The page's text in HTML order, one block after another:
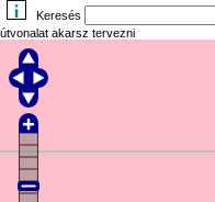
Keresés
útvonalat akarsz tervezni